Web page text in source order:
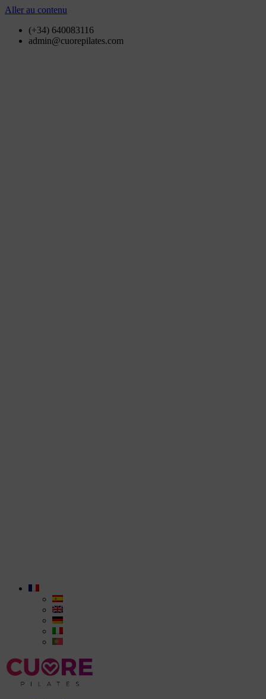
Aller au contenu
(+34) 640083116
admin@cuorepilates.com